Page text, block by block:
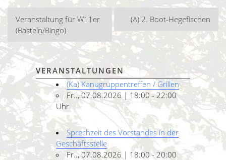
Beitragsnavigation
Veranstaltung für W11er
(Basteln/Bingo)
(A) 2. Boot-Hegefischen
VERANSTALTUNGEN
(Ka) Kanugruppentreffen / Grillen
Fr.., 07.08.2026 | 18:00 - 22:00
Uhr
Sprechzeit des Vorstandes in der
Geschäftsstelle
Fr.., 07.08.2026 | 18:00 - 20:00